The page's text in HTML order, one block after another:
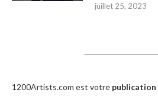
juillet 25, 2023
1200Artists.com est votre